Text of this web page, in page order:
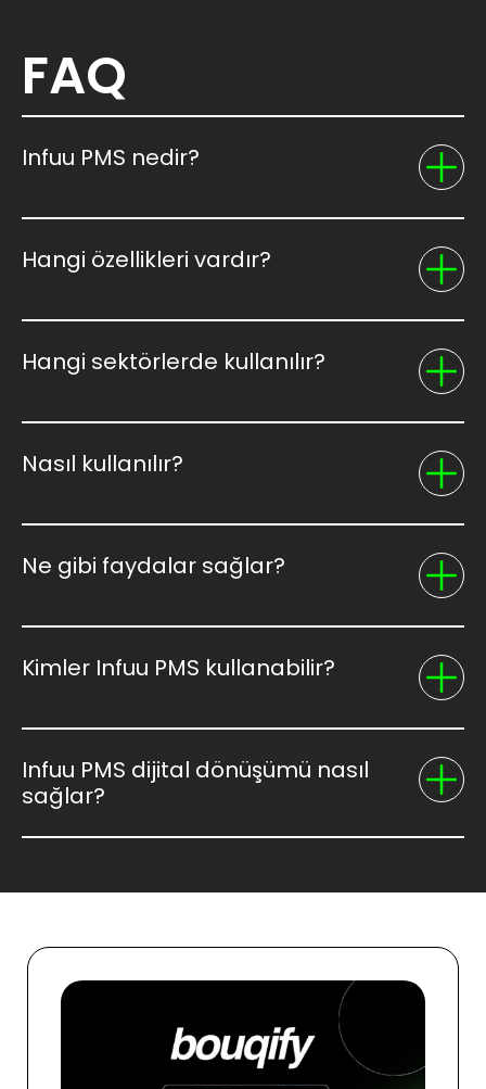
FAQ
Infuu PMS nedir?
Hangi özellikleri vardır?
Hangi sektörlerde kullanılır?
Nasıl kullanılır?
Ne gibi faydalar sağlar?
Kimler Infuu PMS kullanabilir?
Infuu PMS dijital dönüşümü nasıl
sağlar?